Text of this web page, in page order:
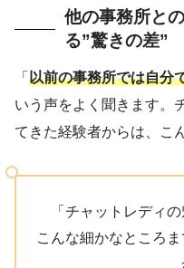
他の事務所と
る”驚きの差”
「 以前の事務所では自分
いう声をよく聞きます。
てきた経験者からは、こ
「チャットレディ
こんな細かなところ